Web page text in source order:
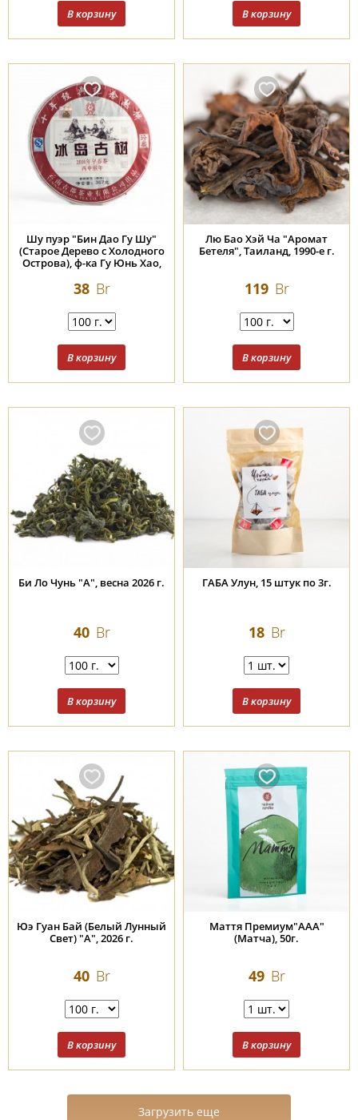
Шу пуэр "Бин Дао Гу Шу"
(Старое Дерево с Холодного
Острова), ф-ка Гу Юнь Хао,
38 Br
Лю Бао Хэй Ча "Аромат
Бетеля", Таиланд, 1990-е г.
119 Br
Би Ло Чунь "А", весна 2026 г.
40 Br
ГАБА Улун, 15 штук по 3г.
18 Br
Юэ Гуан Бай (Белый Лунный
Свет) "А", 2026 г.
40 Br
Маття Премиум"ААА"
(Матча), 50г.
49 Br
Загрузить еще